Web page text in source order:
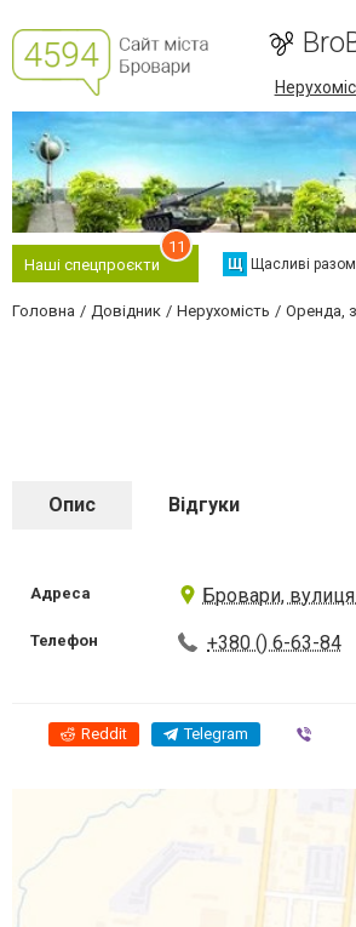
Наші спецпроєкти
11
Щ Щасливі
Головна Довідник Нерухомість Оренда,
Опис Відгуки
Адреса Бровари,
Телефон +380 () 6-63-84
Reddit Telegram